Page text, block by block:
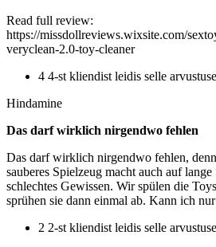
Read full review:
https://missdollreviews.wixsite.com/
veryclean-2.0-toy-cleaner
4 4-st kliendist leidis selle
Hindamine
Das darf wirklich nirgendwo fehlen
Das darf wirklich nirgendwo fehlen,
sauberes Spielzeug macht auch auf
schlechtes Gewissen. Wir spülen die
sprühen sie dann einmal ab. Kann ich
2 2-st kliendist leidis selle